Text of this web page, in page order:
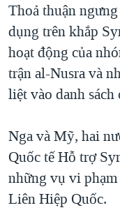
Thoả thuận
dụng trên khắp
hoạt động của
trận al-Nusra và
liệt vào danh
Nga và Mỹ, hai
Quốc tế Hỗ trợ
những vụ vi
Liên Hiệp Quốc.